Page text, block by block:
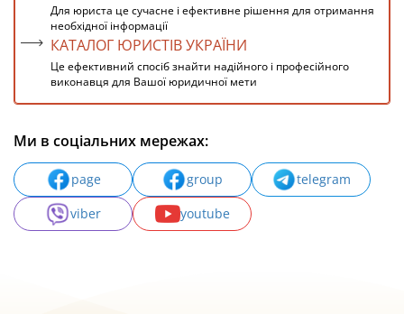
Для юриста це сучасне і ефективне рішення для отримання
необхідної інформації
КАТАЛОГ ЮРИСТІВ УКРАЇНИ
Це ефективний спосіб знайти надійного і професійного
виконавця для Вашої юридичної мети
Ми в соціальних мережах:
page group
telegram
viber
youtube